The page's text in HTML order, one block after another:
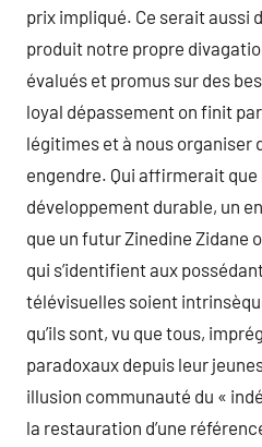
prix impliqué. Ce serait aussi
produit notre propre
évalués et promus sur des
loyal dépassement on finit
légitimes et à nous organiser
engendre. Qui affirmerait
développement durable, un
que un futur Zinedine Zidane
qui s’identifient aux
télévisuelles soient
qu’ils sont, vu que tous,
paradoxaux depuis leur
illusion communauté du «
la restauration d’une